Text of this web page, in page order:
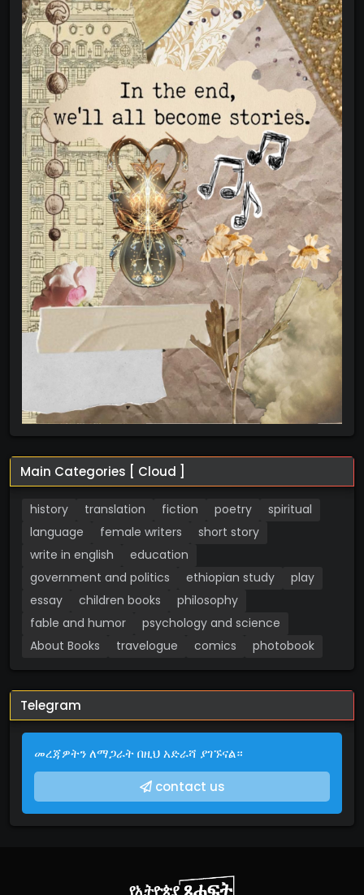
Main Categories [ Cloud ]
history translation fiction poetry
spiritual
language
female writers
short story
write in english
education
government and politics
ethiopian study
play
essay
children books
philosophy
fable and humor
psychology and science
About Books
travelogue comics photobook
Telegram
መረጃዎትን ለማጋራት በዚህ አድራሻ ያገኙናል።
contact us